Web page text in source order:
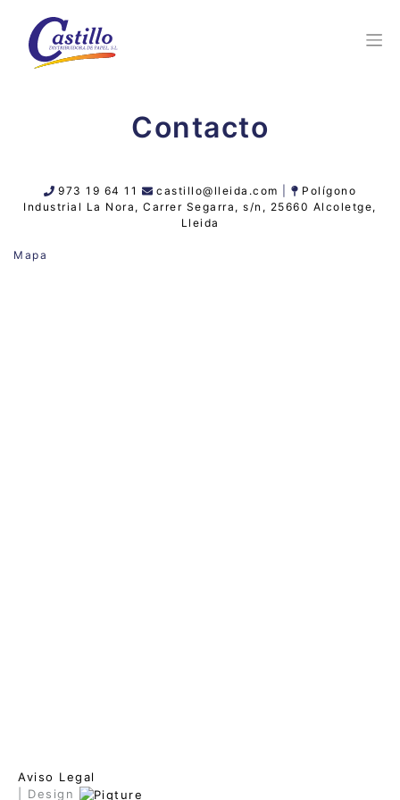
Contacto
973 19 64 11 castillo@lleida.com |
Polígono
Industrial La Nora, Carrer Segarra, s/n, 25660 Alcoletge,
Lleida
Mapa
Aviso Legal
| Design